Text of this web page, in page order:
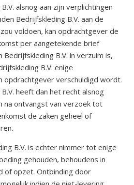
alsnog aan zijn verplichtingen
Bedrijfskleding B.V. aan de
voldoen, kan opdrachtgever de
per aangetekende brief
B.V. in verzuim is,
B.V. enige
opdrachtgever verschuldigd wordt.
heeft dan het recht alsnog
na ontvangst van verzoek tot
de zaken geheel of
B.V. is echter nimmer tot enige
gehouden, behoudens in
of opzet. Ontbinding door